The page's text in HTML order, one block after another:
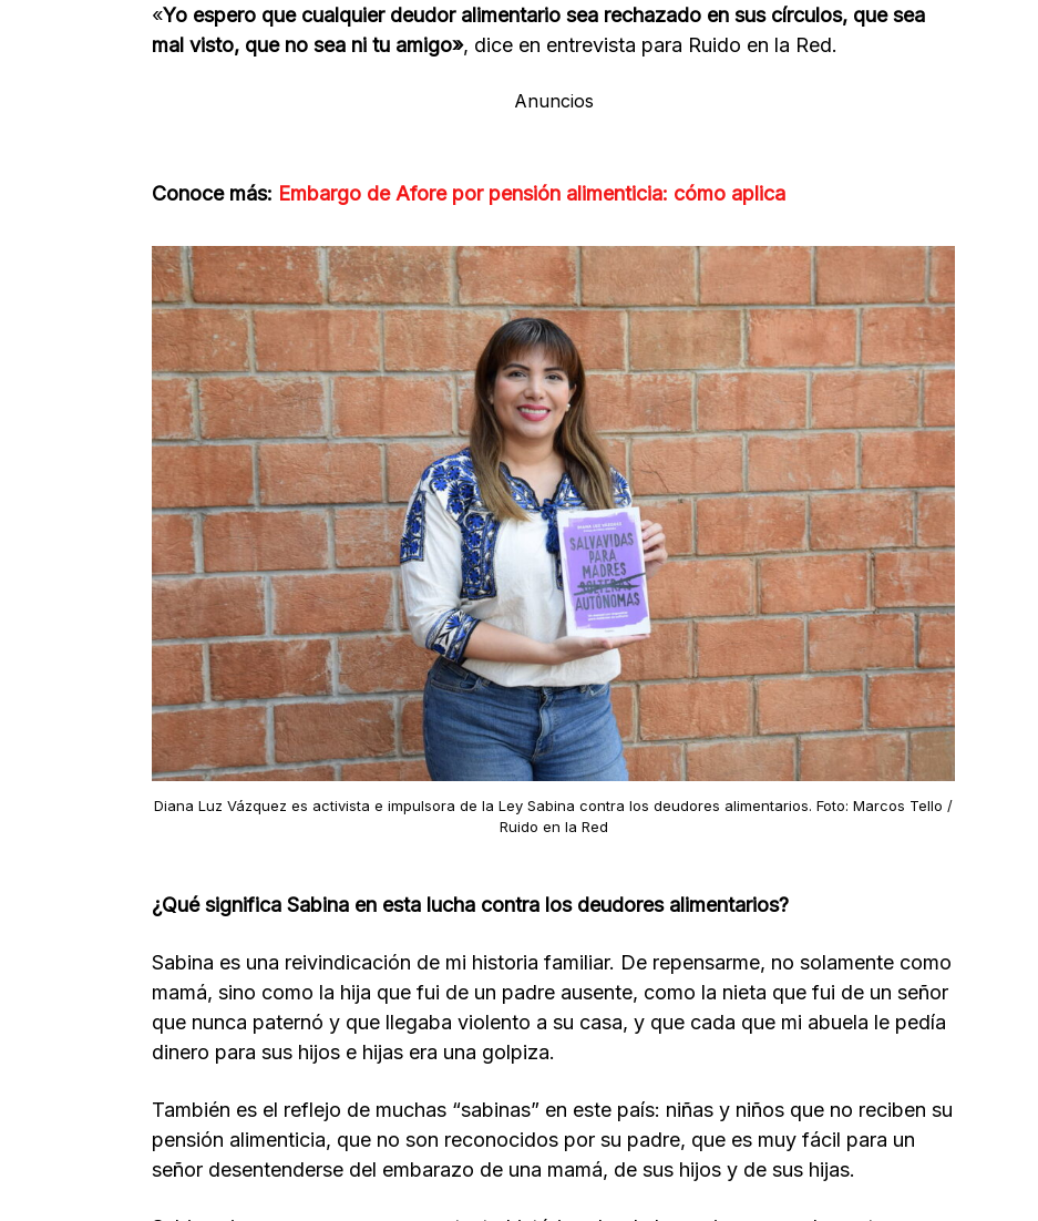
«Yo espero que cualquier deudor alimentario sea rechazado en sus círculos, que sea
mal visto, que no sea ni tu amigo», dice en entrevista para Ruido en la Red.
Anuncios
Conoce más: Embargo de Afore por pensión alimenticia: cómo aplica
Diana Luz Vázquez es activista e impulsora de la Ley Sabina contra los deudores alimentarios. Foto: Marcos Tello /
Ruido en la Red
¿Qué significa Sabina en esta lucha contra los deudores alimentarios?
Sabina es una reivindicación de mi historia familiar. De repensarme, no solamente como
mamá, sino como la hija que fui de un padre ausente, como la nieta que fui de un señor
que nunca paternó y que llegaba violento a su casa, y que cada que mi abuela le pedía
dinero para sus hijos e hijas era una golpiza.
También es el reflejo de muchas “sabinas” en este país: niñas y niños que no reciben su
pensión alimenticia, que no son reconocidos por su padre, que es muy fácil para un
señor desentenderse del embarazo de una mamá, de sus hijos y de sus hijas.